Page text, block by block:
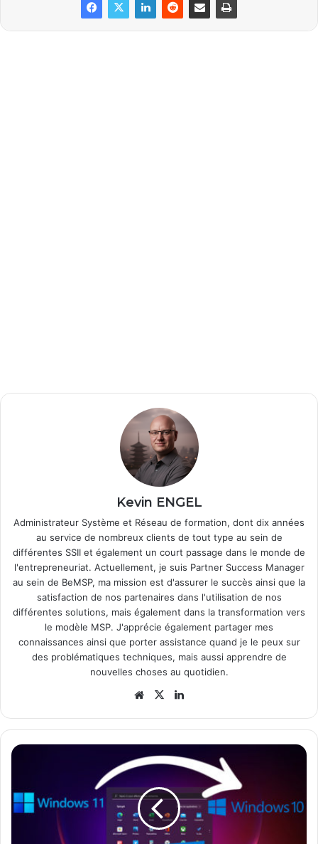
Kevin ENGEL
Administrateur Système et Réseau de formation, dont dix années
au service de nombreux clients de tout type au sein de
différentes SSII et également un court passage dans le monde de
l'entrepreneuriat. Actuellement, je suis Partner Success Manager
au sein de BeMSP, ma mission est d'assurer le succès ainsi que la
satisfaction de nos partenaires dans l'utilisation de nos
différentes solutions, mais également dans la transformation vers
le modèle MSP. J'apprécie également partager mes
connaissances ainsi que porter assistance quand je le peux sur
des problématiques techniques, mais aussi apprendre de
nouvelles choses au quotidien.
Website
X
Windows
Comment
revenir